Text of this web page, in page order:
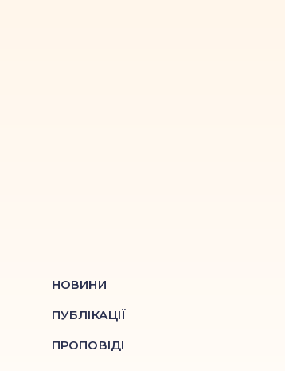
НОВИНИ
ПУБЛІКАЦІЇ
ПРОПОВІДІ